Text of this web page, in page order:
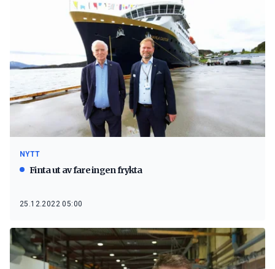
NYTT
Finta ut av fare ingen frykta
25.12.2022 05:00